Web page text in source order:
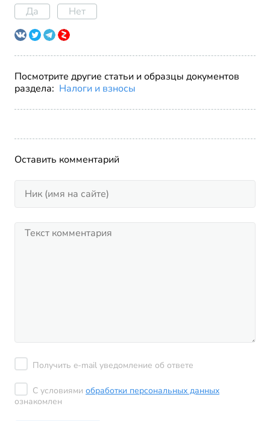
Да
Нет
Посмотрите другие статьи и образцы документов
раздела: Налоги и взносы
Оставить комментарий
Получить e-mail уведомление об ответе
С условиями обработки персональных данных
ознакомлен